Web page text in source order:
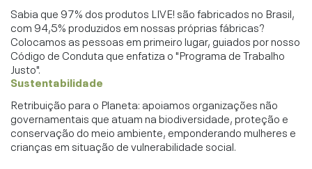
Sabia que 97% dos produtos LIVE! são fabricados no Brasil,
com 94,5% produzidos em nossas próprias fábricas?
Colocamos as pessoas em primeiro lugar, guiados por nosso
Código de Conduta que enfatiza o "Programa de Trabalho
Justo".
Sustentabilidade
Retribuição para o Planeta: apoiamos organizações não
governamentais que atuam na biodiversidade, proteção e
conservação do meio ambiente, emponderando mulheres e
crianças em situação de vulnerabilidade social.